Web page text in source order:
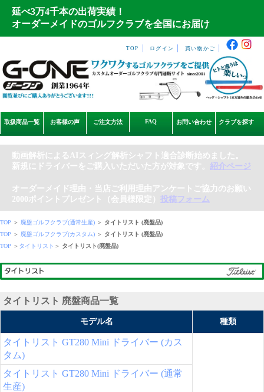
延べ3万4千本の出荷実績！
オーダーメイドのゴルフクラブを全国にお届け
TOP ログイン 買い物かご
取扱商品一覧 お客様の声 ご注文方法 FAQ お問い合わせ クラブを探す
動画解析によるAIスィング解析シャフト適合診断始めました。
新規にドライバーをご購入いただいた方が対象です。 紹介ページ
オーダーメイド理由・当店ご利用理由アンケートご協力のお願い
2000ポイントプレゼント（会員様限定） 投稿フォーム
TOP ＞ 廃盤ゴルフクラブ(通常生産) ＞ タイトリスト (廃盤品)
TOP ＞ 廃盤ゴルフクラブ(カスタム) ＞ タイトリスト (廃盤品)
TOP ＞ タイトリスト ＞ タイトリスト(廃盤品)
タイトリスト 廃盤商品一覧
モデル名 種類
タイトリスト GT280 Mini ドライバー (カス
タム)
タイトリスト GT280 Mini ドライバー (通常
生産)